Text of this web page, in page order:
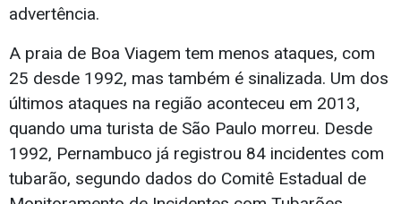
advertência.
A praia de Boa Viagem tem menos ataques, com
25 desde 1992, mas também é sinalizada. Um dos
últimos ataques na região aconteceu em 2013,
quando uma turista de São Paulo morreu. Desde
1992, Pernambuco já registrou 84 incidentes com
tubarão, segundo dados do Comitê Estadual de